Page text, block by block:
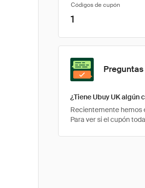
Códigos de cupón
1
¿Tiene Ubuy UK algún
Recientemente hemos
Para ver si el cupón